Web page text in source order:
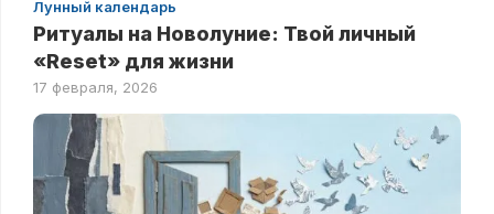
Лунный календарь
Ритуалы на Новолуние: Твой личный
«Reset» для жизни
17 февраля, 2026